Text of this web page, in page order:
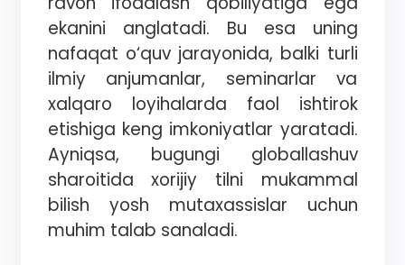
ekanini anglatadi. Bu esa uning
nafaqat o‘quv jarayonida, balki turli
ilmiy anjumanlar, seminarlar va
xalqaro loyihalarda faol ishtirok
etishiga keng imkoniyatlar yaratadi.
Ayniqsa, bugungi globallashuv
sharoitida xorijiy tilni mukammal
bilish yosh mutaxassislar uchun
muhim talab sanaladi.